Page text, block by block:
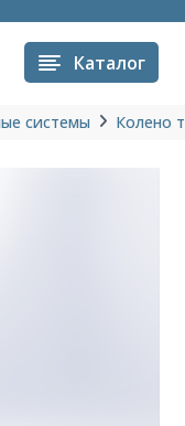
Каталог
системы Колено